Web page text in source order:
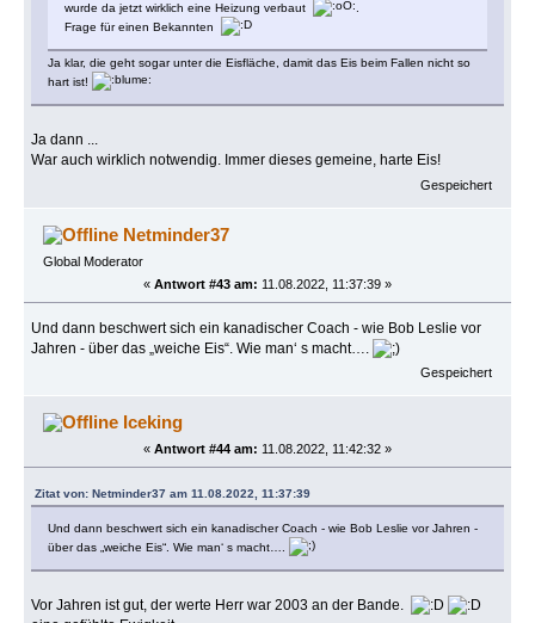
wurde da jetzt wirklich eine Heizung verbaut
.
Frage für einen Bekannten
Ja klar, die geht sogar unter die Eisfläche, damit das Eis beim Fallen nicht so
hart ist!
Ja dann ...
War auch wirklich notwendig. Immer dieses gemeine, harte Eis!
Gespeichert
Netminder37
Global Moderator
« Antwort #43 am: 11.08.2022, 11:37:39 »
Und dann beschwert sich ein kanadischer Coach - wie Bob Leslie vor
Jahren - über das „weiche Eis“. Wie man‘ s macht….
Gespeichert
Iceking
« Antwort #44 am: 11.08.2022, 11:42:32 »
Zitat von: Netminder37 am 11.08.2022, 11:37:39
Und dann beschwert sich ein kanadischer Coach - wie Bob Leslie vor Jahren -
über das „weiche Eis“. Wie man‘ s macht….
Vor Jahren ist gut, der werte Herr war 2003 an der Bande.